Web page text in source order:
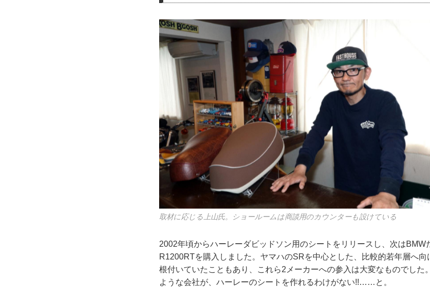
取材に応じる上山氏。ショールームは商談用のカウンターも設けている
2002年頃からハーレーダビッドソン用のシートをリリースし、次はBMW
R1200RTを購入しました。ヤマハのSRを中心とした、比較的若年層へ
根付いていたこともあり、これら2メーカーへの参入は大変なものでした
ような会社が、ハーレーのシートを作れるわけがない!!……と。